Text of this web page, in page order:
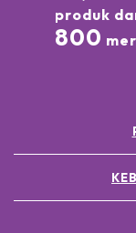
produk
800